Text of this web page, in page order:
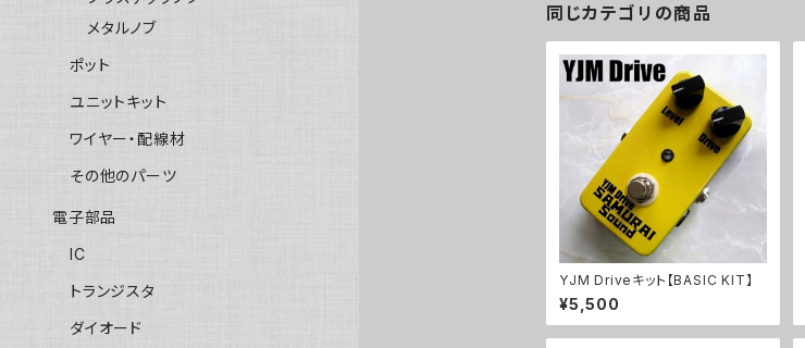
同じカテゴリの商品
YJM Driveキット【BASIC KIT】
¥5,500
メタルノブ
ポット
ユニットキット
ワイヤー・配線材
その他のパーツ
電子部品
IC
トランジスタ
ダイオード